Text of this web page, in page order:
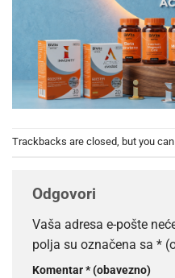
Trackbacks are closed, but you can
Odgovori
Vaša adresa e-pošte
polja su označena sa *
Komentar* (obavezno)